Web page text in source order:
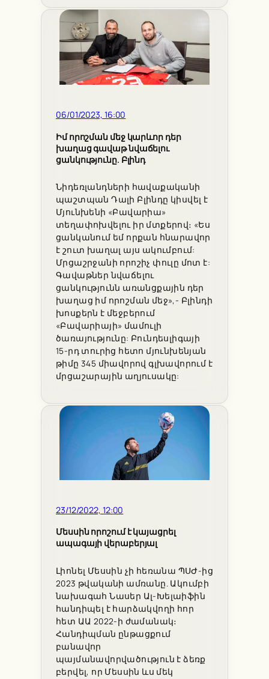
06/01/2023, 16:00
Իմ որոշման մեջ կարևոր դեր
խաղաց գավաթ նվաճելու
ցանկությունը. Բլինդ
Նիդեռլանդների հավաքականի
պաշտպան Դալի Բլինդը կիսվել է
Մյունխենի «Բավարիա»
տեղափոխվելու իր մտքերով։ «Ես
ցանկանում եմ որքան հնարավոր
է շուտ խաղալ այս ակումբում:
Մրցաշրջանի որոշիչ փուլը մոտ է:
Գավաթներ նվաճելու
ցանկությունն առանցքային դեր
խաղաց իմ որոշման մեջ»,- Բլինդի
խոսքերն է մեջբերում
«Բավարիայի» մամուլի
ծառայությունը: Բունդեսլիգայի
15-րդ տուրից հետո մյունխենյան
թիմը 345 միավորով գլխավորում է
մրցաշարային աղյուսակը:
23/12/2022, 12:00
Մեսսին որոշում է կայացրել
ապագայի վերաբերյալ
Լիոնել Մեսսին չի հեռանա ՊՍԺ-ից
2023 թվականի ամռանը. Ակումբի
նախագահ Նասեր Ալ-Խելաիֆին
հանդիպել է հարձակվողի հոր
հետ ԱԱ 2022-ի ժամանակ։
Հանդիպման ընթացքում
բանավոր
պայմանավորվածություն է ձեռք
բերվել, որ Մեսսին ևս մեկ